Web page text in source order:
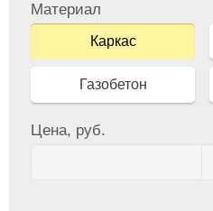
Материал
Каркас
Газобетон
Цена, руб.